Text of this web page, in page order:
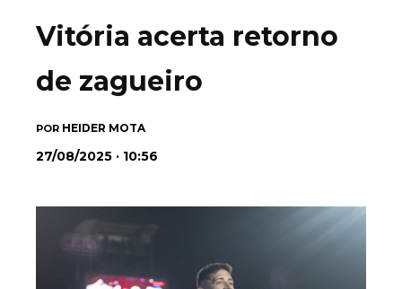
Vitória acerta retorno
de zagueiro
POR HEIDER MOTA
27/08/2025 · 10:56